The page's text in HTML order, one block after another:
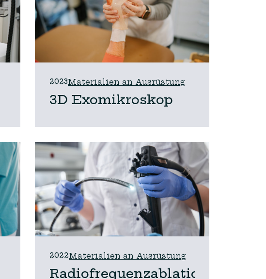
2023Materialien an Ausrüstung
3D Exomikroskop
2022Materialien an Ausrüstung
Radiofrequenzablatioun